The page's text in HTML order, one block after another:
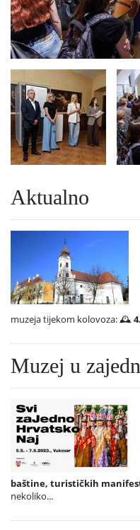
Aktualno
muzeja tijekom kolovoza: 🕰️
Muzej u
baštine, turističkih
nekoliko...